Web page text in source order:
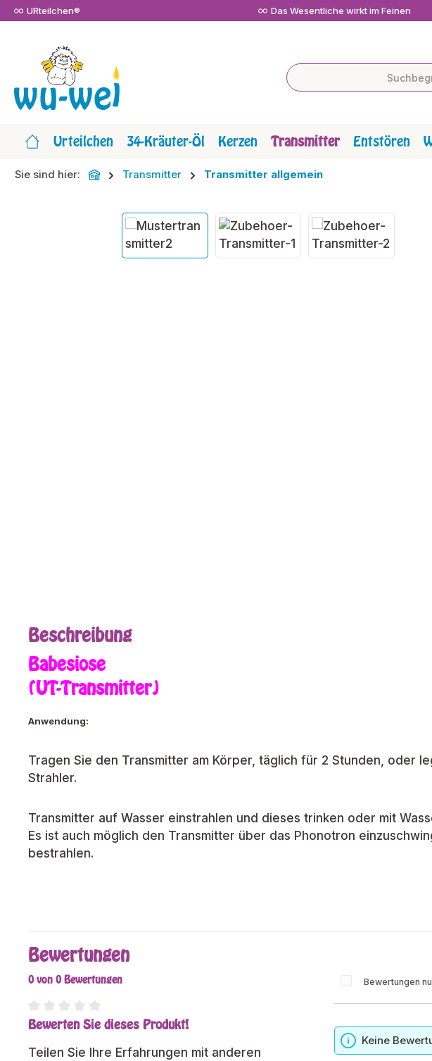
Hauptinhalt springen
Zur Suche springen
Zur Hauptnavigation springen
URteilchen® Das Wesentliche wirkt im Feinen
Urteilchen 34-Kräuter-Öl Kerzen Transmitter Entstören
Sie sind hier: Transmitter Transmitter allgemein
Bildergalerie überspringen
Beschreibung
Babesiose
(UT-Transmitter)
Anwendung:
Tragen Sie den Transmitter am Körper, täglich für 2 Stunden, oder
Strahler.
Transmitter auf Wasser einstrahlen und dieses trinken oder mit
Es ist auch möglich den Transmitter über das Phonotron
bestrahlen.
Bewertungen
0 von 0 Bewertungen
Durchschnittliche Bewertung von 0 von 5 Sternen
Bewerten Sie dieses Produkt!
Teilen Sie Ihre Erfahrungen mit anderen
Bewertungen
Keine